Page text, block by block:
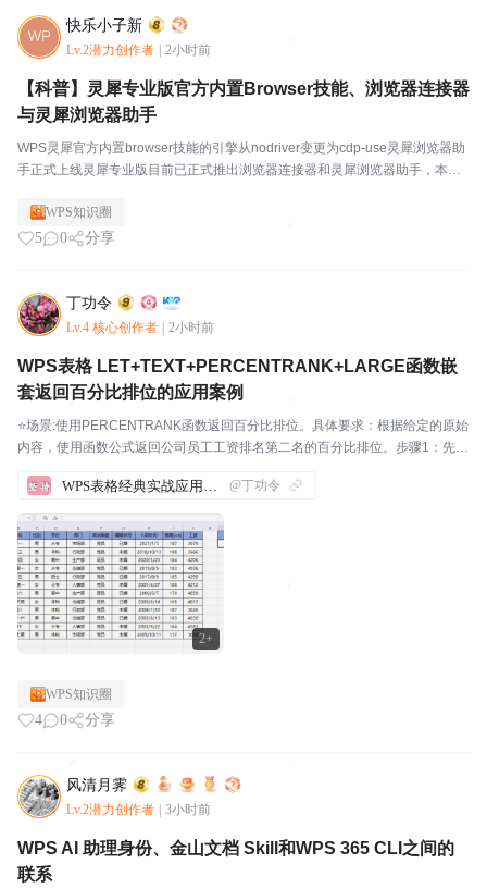
快乐小子新
Lv.2潜力创作者 2小时前
【科普】灵犀专业版官方内置Browser技能、浏览器连接器
与灵犀浏览器助手
WPS灵犀官方内置browser技能的引擎从nodriver变更为cdp-use灵犀浏览器助
手正式上线灵犀专业版目前已正式推出浏览器连接器和灵犀浏览器助手，本文
首页帖子标题"...
WPS知识圈
5 0 分享
丁功令
Lv.4 核心创作者 2小时前
2+
WPS表格 LET+TEXT+PERCENTRANK+LARGE函数嵌
套返回百分比排位的应用案例
⭐场景:使用PERCENTRANK函数返回百分比排位。具体要求：根据给定的原始
内容，使用函数公式返回公司员工工资排名第二名的百分比排位。步骤1：先打
作一下，帮助大家理解这几个函数。步骤2...
@丁功令
WPS知识圈
4 0 分享
风清月霁
Lv.2潜力创作者 3小时前
WPS AI 助理身份、金山文档 Skill和WPS 365 CLI之间的
联系